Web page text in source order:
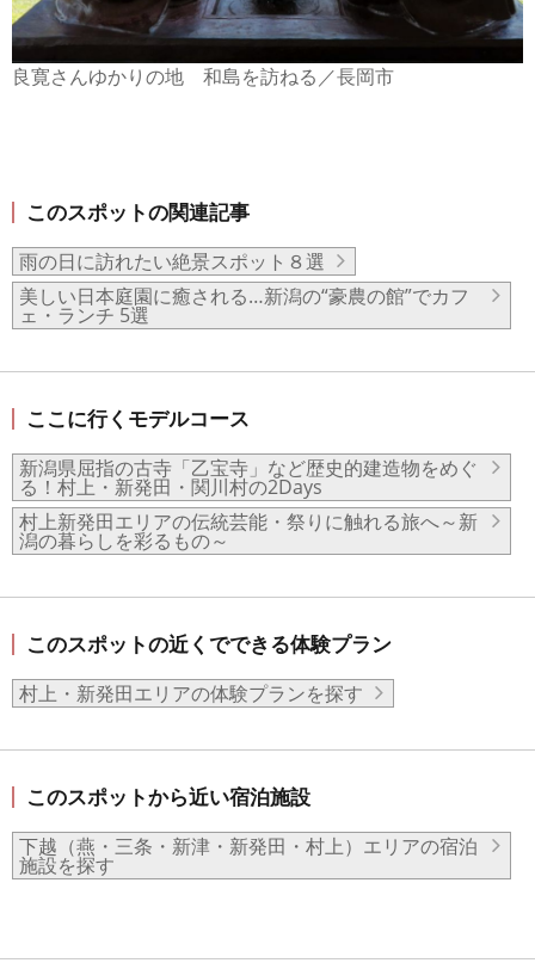
良寛さんゆかりの地 和島を訪ねる／長岡市
このスポットの関連記事
雨の日に訪れたい絶景スポット８選
美しい日本庭園に癒される…新潟の“豪農の館”でカフ
ェ・ランチ 5選
ここに行くモデルコース
新潟県屈指の古寺「乙宝寺」など歴史的建造物をめぐ
る！村上・新発田・関川村の2Days
村上新発田エリアの伝統芸能・祭りに触れる旅へ～新
潟の暮らしを彩るもの～
このスポットの近くでできる体験プラン
村上・新発田エリアの体験プランを探す
このスポットから近い宿泊施設
下越（燕・三条・新津・新発田・村上）エリアの宿泊
施設を探す